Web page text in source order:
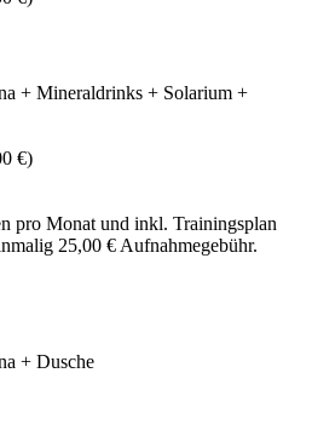
+ Mineraldrinks + Solarium +
€)
pro Monat und inkl. Trainingsplan
25,00 € Aufnahmegebühr.
+ Dusche